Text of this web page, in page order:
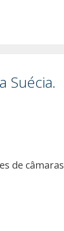
Suécia.
de câmaras